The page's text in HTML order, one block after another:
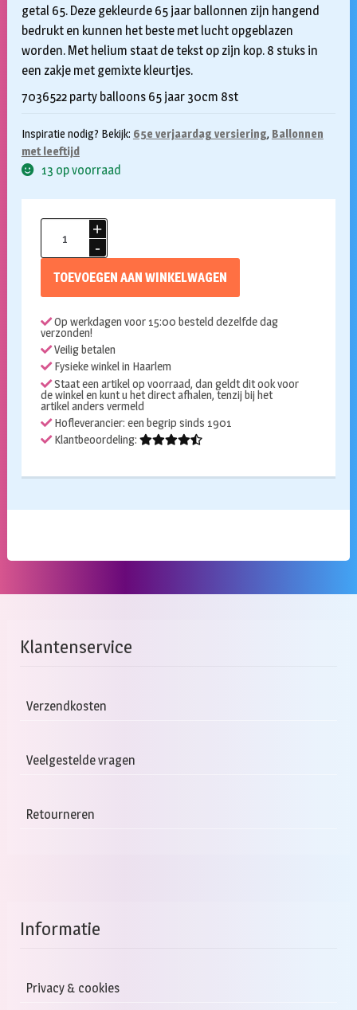
getal 65. Deze gekleurde 65 jaar ballonnen zijn hangend
bedrukt en kunnen het beste met lucht opgeblazen
worden. Met helium staat de tekst op zijn kop. 8 stuks in
een zakje met gemixte kleurtjes.
7036522 party balloons 65 jaar 30cm 8st
Inspiratie nodig? Bekijk: 65e verjaardag versiering, Ballonnen
met leeftijd
13 op voorraad
Ballonnen
stuks
aantal
TOEVOEGEN AAN WINKELWAGEN
Op werkdagen voor 15:00 besteld dezelfde dag
verzonden!
Veilig betalen
Fysieke winkel in Haarlem
Staat een artikel op voorraad, dan geldt dit ook voor
de winkel en kunt u het direct afhalen, tenzij bij het
artikel anders vermeld
Hofleverancier: een begrip sinds 1901
Klantbeoordeling:
Klantenservice
Verzendkosten
Veelgestelde vragen
Retourneren
Informatie
Privacy & cookies